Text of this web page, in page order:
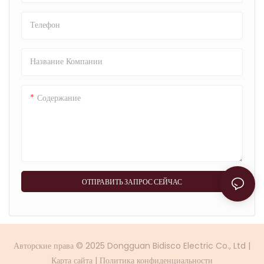
Телефон
Название Компании
Содержание
ОТПРАВИТЬ ЗАПРОС СЕЙЧАС
блеск.
Авторские права © 2025 Dongguan Bidisco Electric Co., Ltd |
Карта сайта | Политика конфиденциальности